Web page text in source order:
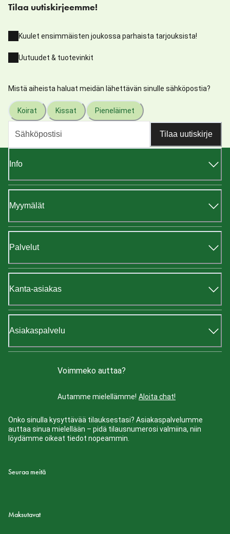
Tilaa uutiskirjeemme!
Kuulet ensimmäisten joukossa parhaista tarjouksista!
Uutuudet & tuotevinkit
Mistä aiheista haluat meidän lähettävän sinulle sähköpostia?
Koirat Kissat Pieneläimet
Tilaa uutiskirje
Info
Myymälät
Palvelut
Kanta-asiakas
Asiakaspalvelu
Voimmeko auttaa?
Autamme mielellämme! Aloita chat!
Onko sinulla kysyttävää tilauksestasi? Asiakaspalvelumme
auttaa sinua mielellään – pidä tilausnumerosi valmiina, niin
löydämme oikeat tiedot nopeammin.
Seuraa meitä
Maksutavat